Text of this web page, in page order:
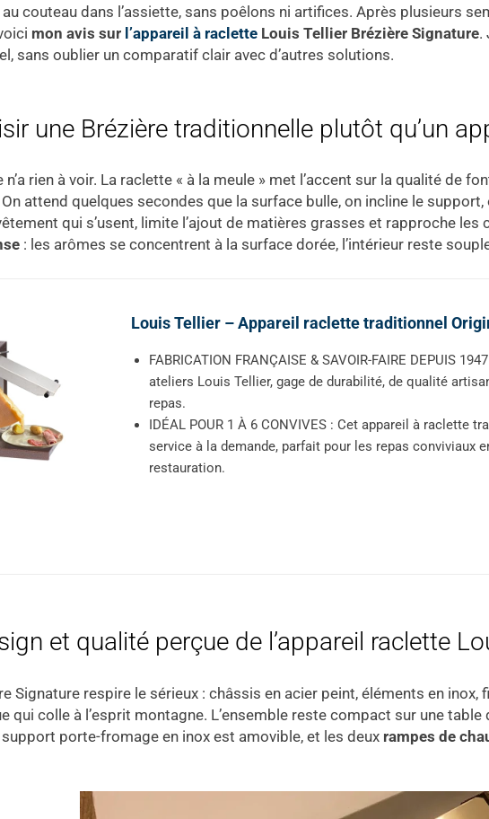
au couteau dans l’assiette, sans poêlons ni artifices. Après plusieurs
mon avis sur l’appareil à raclette Louis Tellier Brézière Signature.
sans oublier un comparatif clair avec d’autres solutions.
une Brézière traditionnelle plutôt qu’un
n’a rien à voir. La raclette « à la meule » met l’accent sur la qualité de
attend quelques secondes que la surface bulle, on incline le
qui s’usent, limite l’ajout de matières grasses et rapproche les
: les arômes se concentrent à la surface dorée, l’intérieur reste
Louis Tellier – Appareil raclette traditionnel
FABRICATION FRANÇAISE & SAVOIR-FAIRE DEPUIS
ateliers Louis Tellier, gage de durabilité, de qualité
repas.
IDÉAL POUR 1 À 6 CONVIVES : Cet appareil à raclette
service à la demande, parfait pour les repas conviviaux
restauration.
et qualité perçue de l’appareil raclette
Signature respire le sérieux : châssis en acier peint, éléments en
qui colle à l’esprit montagne. L’ensemble reste compact sur une
porte-fromage en inox est amovible, et les deux rampes de